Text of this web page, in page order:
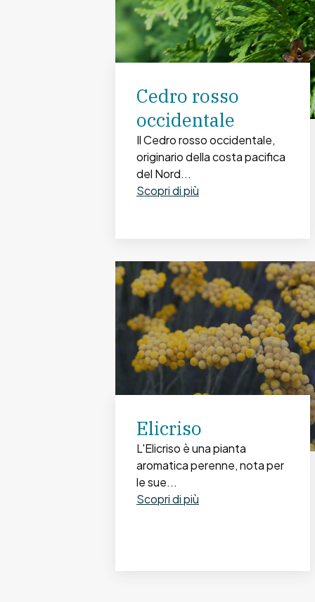
Cedro rosso
occidentale
Il Cedro rosso occidentale,
originario della costa pacifica
del Nord...
Scopri di più
Elicriso
L'Elicriso è una pianta
aromatica perenne, nota per
le sue...
Scopri di più